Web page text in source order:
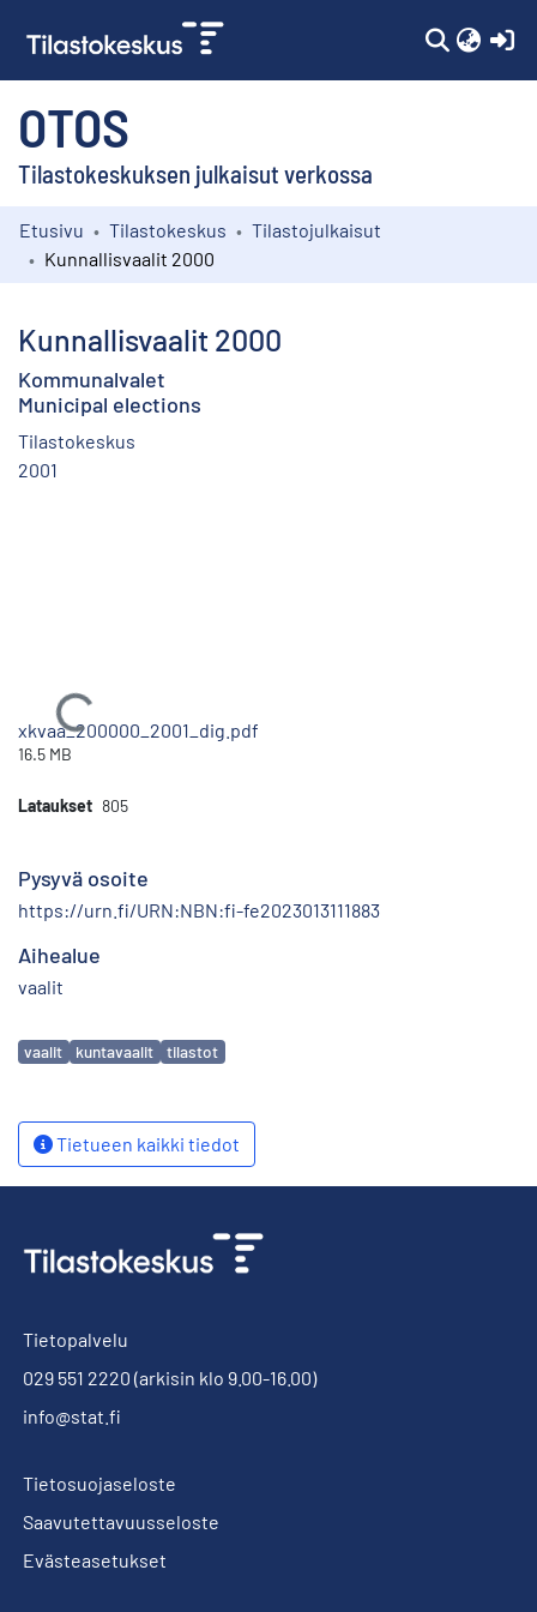
OTOS
Tilastokeskuksen julkaisut verkossa
Kokoelmat
Etusivu Tilastokeskus
Tilastojulkaisut
Kunnallisvaalit 2000
Kunnallisvaalit 2000
Kommunalvalet
Municipal elections
Tilastokeskus
2001
Ladataan...
xkvaa_200000_2001_dig.pdf
16.5 MB
Lataukset 805
Pysyvä osoite
https://urn.fi/URN:NBN:fi-fe2023013111883
Aihealue
vaalit
Avainsanat
vaalit kuntavaalit tilastot
Tietueen kaikki tiedot
Tietopalvelu
029 551 2220 (arkisin klo 9.00-16.00)
info@stat.fi
Tietosuojaseloste
Saavutettavuusseloste
Evästeasetukset